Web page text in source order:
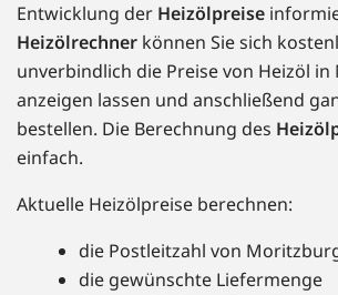
Entwicklung der Heizölpreise
Heizölrechner können Sie sich
unverbindlich die Preise von Heizöl
anzeigen lassen und anschließend
bestellen. Die Berechnung des
einfach.
Aktuelle Heizölpreise berechnen:
die Postleitzahl von
die gewünschte Liefermenge